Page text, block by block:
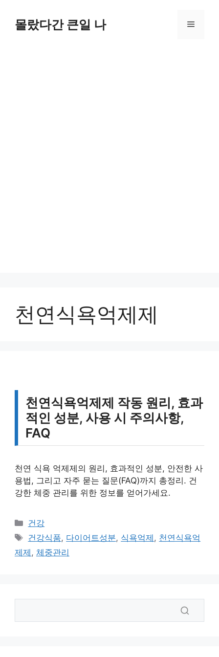
몰랐다간 큰일 나 메
천연식욕억제제
천연식욕억제제 작동 원리, 효과
적인 성분, 사용 시 주의사항,
FAQ
천연 식욕 억제제의 원리, 효과적인 성분, 안전한 사
용법, 그리고 자주 묻는 질문(FAQ)까지 총정리. 건
강한 체중 관리를 위한 정보를 얻어가세요.
카
테
리
건강
태
그
건강식품, 다이어트성분, 식욕억제 , 천연식욕억
제제 , 체중관리